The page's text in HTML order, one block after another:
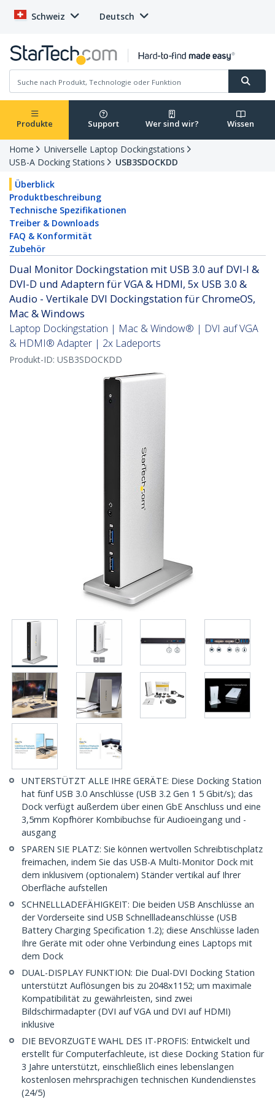
Schweiz Deutsch
Produkte Support Wer sind wir? Wissen
Home
Universelle Laptop Dockingstations
USB-A Docking Stations
USB3SDOCKDD
Überblick
Produktbeschreibung
Technische Spezifikationen
Treiber & Downloads
FAQ & Konformität
Zubehör
Dual Monitor Dockingstation mit USB 3.0 auf DVI-I &
DVI-D und Adaptern für VGA & HDMI, 5x USB 3.0 &
Audio - Vertikale DVI Dockingstation für ChromeOS,
Mac & Windows
Laptop Dockingstation | Mac & Window® | DVI auf VGA
& HDMI® Adapter | 2x Ladeports
Produkt-ID: USB3SDOCKDD
UNTERSTÜTZT ALLE IHRE GERÄTE: Diese Docking Station
hat fünf USB 3.0 Anschlüsse (USB 3.2 Gen 1 5 Gbit/s); das
Dock verfügt außerdem über einen GbE Anschluss und eine
3,5mm Kopfhörer Kombibuchse für Audioeingang und -
ausgang
SPAREN SIE PLATZ: Sie können wertvollen Schreibtischplatz
freimachen, indem Sie das USB-A Multi-Monitor Dock mit
dem inklusivem (optionalem) Ständer vertikal auf Ihrer
Oberfläche aufstellen
SCHNELLLADEFÄHIGKEIT: Die beiden USB Anschlüsse an
der Vorderseite sind USB Schnellladeanschlüsse (USB
Battery Charging Specification 1.2); diese Anschlüsse laden
Ihre Geräte mit oder ohne Verbindung eines Laptops mit
dem Dock
DUAL-DISPLAY FUNKTION: Die Dual-DVI Docking Station
unterstützt Auflösungen bis zu 2048x1152; um maximale
Kompatibilität zu gewährleisten, sind zwei
Bildschirmadapter (DVI auf VGA und DVI auf HDMI)
inklusive
DIE BEVORZUGTE WAHL DES IT-PROFIS: Entwickelt und
erstellt für Computerfachleute, ist diese Docking Station für
3 Jahre unterstützt, einschließlich eines lebenslangen
kostenlosen mehrsprachigen technischen Kundendienstes
(24/5)